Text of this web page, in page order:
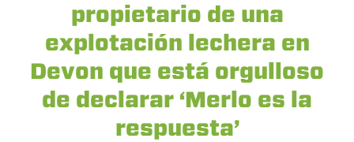
propietario de una
explotación lechera en
Devon que está orgulloso
de declarar ‘Merlo es la
respuesta’